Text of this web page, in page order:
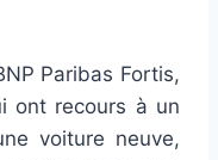
Paribas Fortis,
ont recours à un
voiture neuve,